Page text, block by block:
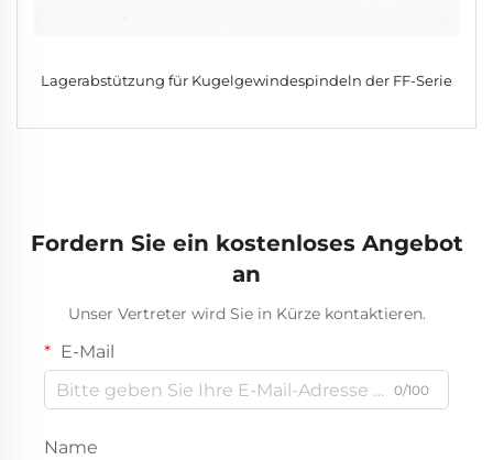
Lagerabstützung für Kugelgewindespindeln der FF-Serie
Fordern Sie ein kostenloses Angebot
an
Unser Vertreter wird Sie in Kürze kontaktieren.
E-Mail
0/100
Name